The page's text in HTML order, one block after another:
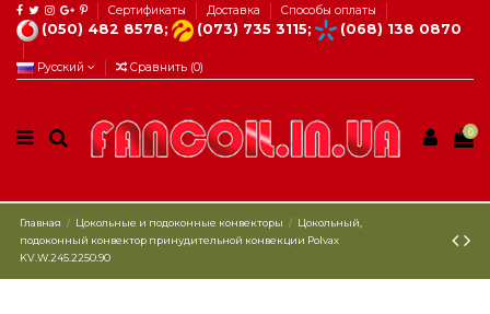
Сертификаты Доставка Способы оплаты
(050) 482 8578; (073) 735 3115; (068) 138 0870
Русский Сравнить (0)
0
Главная Цокольные и подоконные конвекторы
Цокольный,
подоконный конвектор принудительной конвекции Polvax
KV.W.245.2250.90